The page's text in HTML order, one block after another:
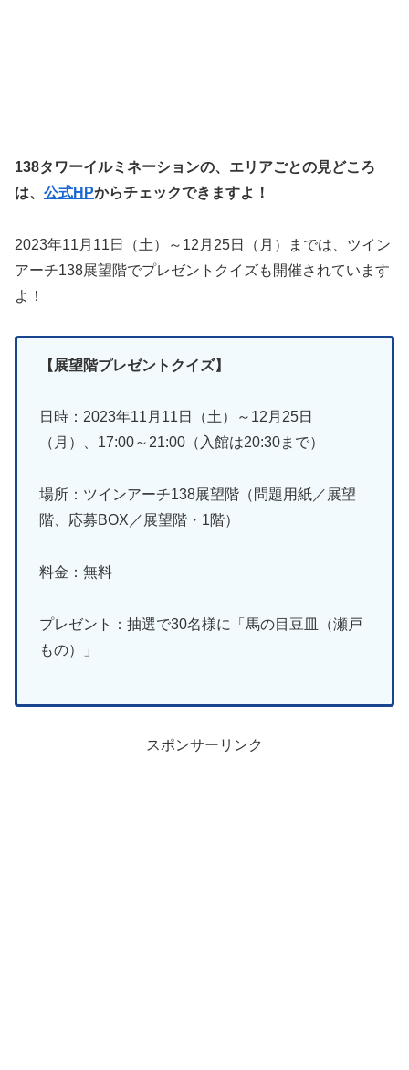
138タワーイルミネーションの、エリアごとの見どころ
は、 公式HPからチェックできますよ！
2023年11月11日（土）～12月25日（月）までは、ツイン
アーチ138展望階でプレゼントクイズも開催されています
よ！
【展望階プレゼントクイズ】
日時：2023年11月11日（土）～12月25日
（月）、17:00～21:00（入館は20:30まで）
場所：ツインアーチ138展望階（問題用紙／展望
階、応募BOX／展望階・1階）
料金：無料
プレゼント：抽選で30名様に「馬の目豆皿（瀬戸
もの）」
スポンサーリンク